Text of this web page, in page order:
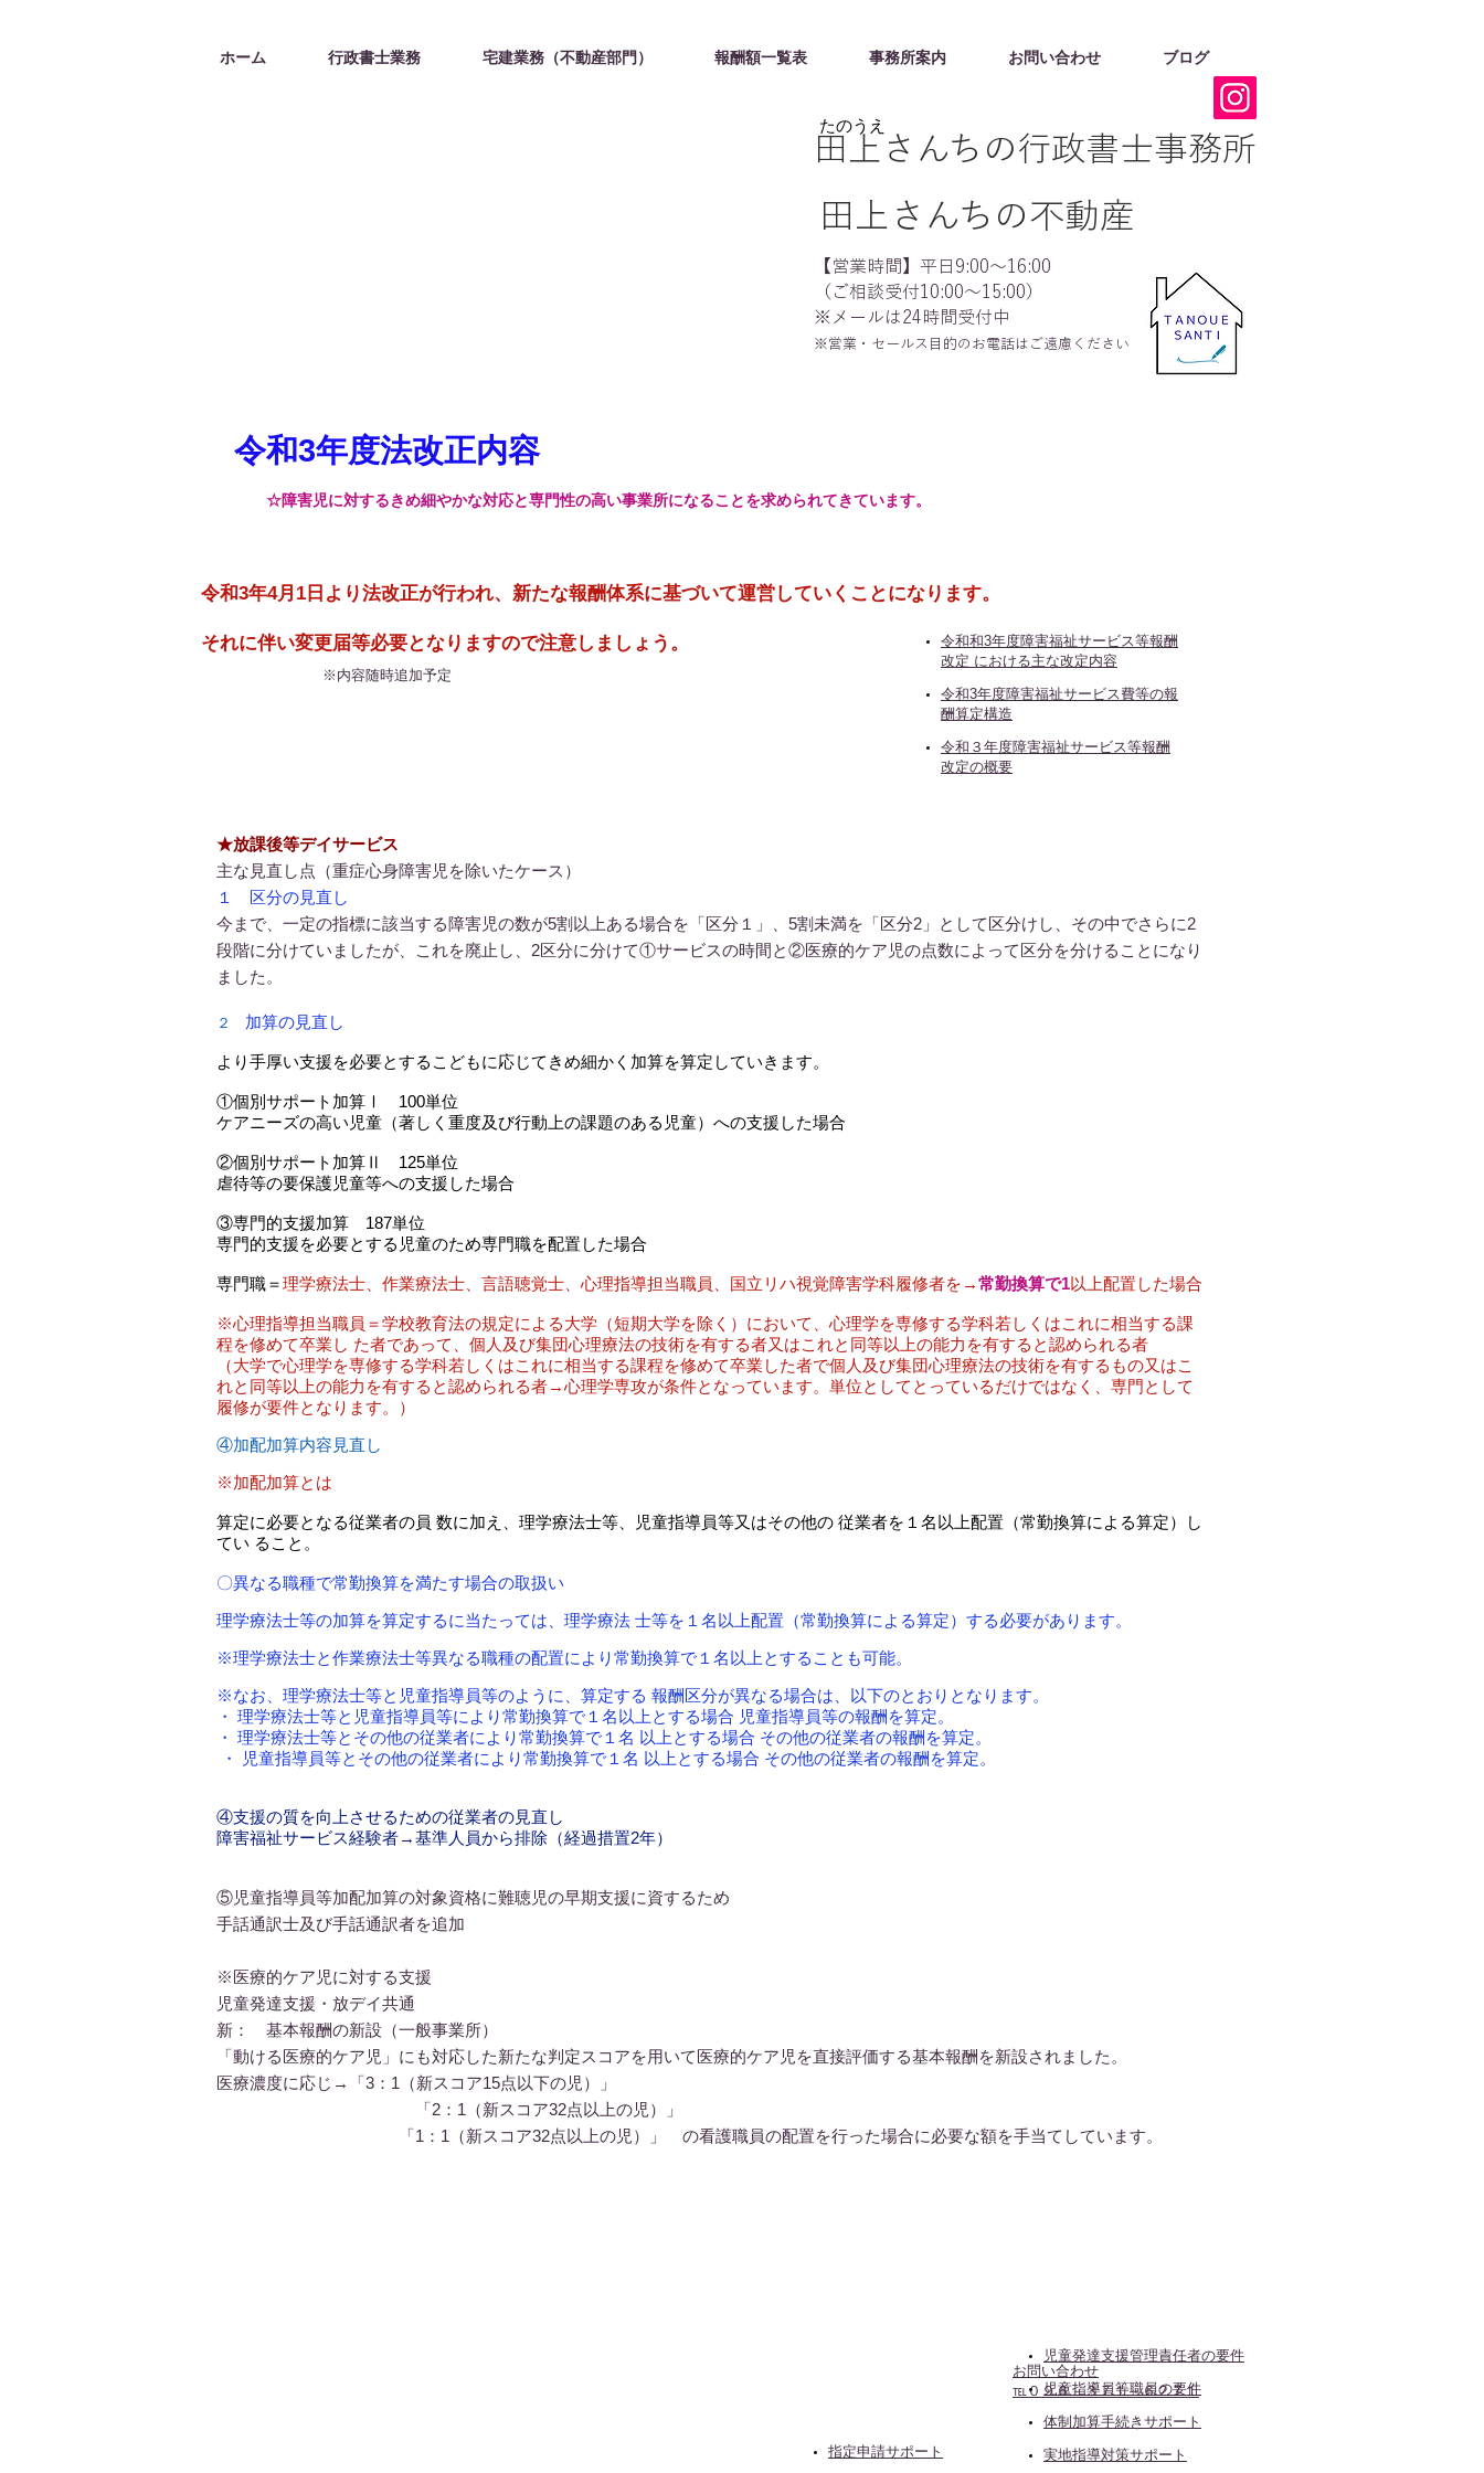
ホーム 行政書士業務 宅建業務（不動産部門） 報酬額一覧表 事務所案内 お問い合わせ ブログ
田上さんちの行政書士事務所
たのうえ
​令和3年度法改正内容
☆障害児に対するきめ細やかな対応と専門性の高い事業所になることを求められてきています。
令和3年4月1日より法改正が行われ、新たな報酬体系に基づいて運営していくことになります。
​それに伴い変更届等必要となりますので注意しましょう。
令和和3年度障害福祉サービス等報酬
改定 における主な改定内容
令和3年度障害福祉サービス費等の報
酬算定構造
令和３年度障害福祉サービス等報酬
改定の概要
​※内容随時追加予定
★放課後等デイサービス
主な見直し点（重症心身障害児を除いたケース）
１ 区分の見直し
今まで、一定の指標に該当する障害児の数が5割以上ある場合を「区分１」、5割未満を「区分2」として区分けし、その中でさらに2
段階に分けていましたが、これを廃止し、2区分に分けて①サービスの時間と②医療的ケア児の点数によって区分を分けることになり
ました。
２ 加算の見直し
より手厚い支援を必要とするこどもに応じてきめ細かく加算を算定していきます。
①個別サポート加算Ⅰ 100単位
ケアニーズの高い児童（著しく重度及び行動上の課題のある児童）への支援した場合
②個別サポート加算Ⅱ 125単位
虐待等の要保護児童等への支援した場合
③専門的支援加算 187単位
専門的支援を必要とする児童のため専門職を配置した場合
専門職＝理学療法士、作業療法士、言語聴覚士、心理指導担当職員、国立リハ視覚障害学科履修者を→常勤換算で1以上配置した場合
​※心理指導担当職員＝学校教育法の規定による大学（短期大学を除く）において、心理学を専修する学科若しくはこれに相当する課
程を修めて卒業し た者であって、個人及び集団心理療法の技術を有する者又はこれと同等以上の能力を有すると認められる者
（大学で心理学を専修する学科若しくはこれに相当する課程を修めて卒業した者で個人及び集団心理療法の技術を有するもの又はこ
れと同等以上の能力を有すると認められる者→心理学専攻が条件となっています。単位としてとっているだけではなく、専門として
履修が要件となります。）
④加配加算内容見直し
※加配加算とは
算定に必要となる従業者の員 数に加え、理学療法士等、児童指導員等又はその他の 従業者を１名以上配置（常勤換算による算定）し
てい ること。
〇異なる職種で常勤換算を満たす場合の取扱い
理学療法士等の加算を算定するに当たっては、理学療法 士等を１名以上配置（常勤換算による算定）する必要があります。
※理学療法士と作業療法士等異なる職種の配置により常勤換算で１名以上とすることも可能。
※なお、理学療法士等と児童指導員等のように、算定する 報酬区分が異なる場合は、以下のとおりとなります。
・ 理学療法士等と児童指導員等により常勤換算で１名以上とする場合 児童指導員等の報酬を算定。
・ 理学療法士等とその他の従業者により常勤換算で１名 以上とする場合 その他の従業者の報酬を算定。
・ 児童指導員等とその他の従業者により常勤換算で１名 以上とする場合 その他の従業者の報酬を算定。
④支援の質を向上させるための従業者の見直し
障害福祉サービス経験者→基準人員から排除（経過措置2年）
⑤児童指導員等加配加算の対象資格に難聴児の早期支援に資するため
​手話通訳士及び手話通訳者を追加
※医療的ケア児に対する支援
児童発達支援・放デイ共通
新： 基本報酬の新設（一般事業所）
「動ける医療的ケア児」にも対応した新たな判定スコアを用いて医療的ケア児を直接評価する基本報酬を新設されました。
医療濃度に応じ→「3：1（新スコア15点以下の児）」
「2：1（新スコア32点以上の児）」
​ 「1：1（新スコア32点以上の児）」 の看護職員の配置を行った場合に必要な額を手当てしています。
お問い合わせ
℡０９６－３７１－６２７１
児童発達支援管理責任者の要件
児童指導員等職員の要件
体制加算手続きサポート
実地指導対策サポート
指定申請サポート
田上さんちの不動産
【営業時間】平日9:00～16:00
（ご相談受付10:00～15:00）
※メールは24時間受付中
※営業・セールス目的のお電話はご遠慮ください